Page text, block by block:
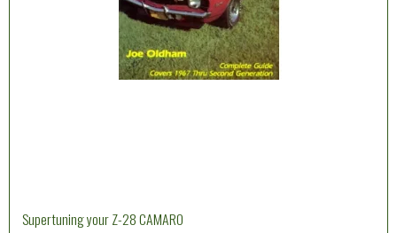
Supertuning your Z-28 CAMARO